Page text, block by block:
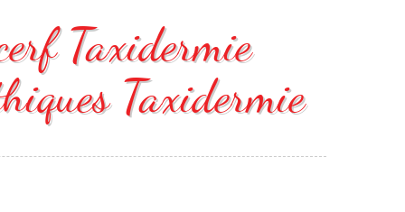
Taxidermie
Taxidermie